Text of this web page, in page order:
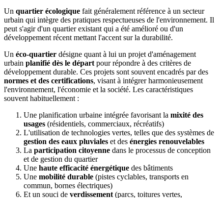
Un quartier écologique fait généralement référence à un secteur
urbain qui intègre des pratiques respectueuses de l'environnement. Il
peut s'agir d'un quartier existant qui a été amélioré ou d'un
développement récent mettant l'accent sur la durabilité.
Un éco-quartier désigne quant à lui un projet d'aménagement
urbain planifié dès le départ pour répondre à des critères de
développement durable. Ces projets sont souvent encadrés par des
normes et des certifications, visant à intégrer harmonieusement
l'environnement, l'économie et la société. Les caractéristiques
souvent habituellement :
Une planification urbaine intégrée favorisant la mixité des
usages (résidentiels, commerciaux, récréatifs)
L'utilisation de technologies vertes, telles que des systèmes de
gestion des eaux pluviales et des énergies renouvelables
La participation citoyenne dans le processus de conception
et de gestion du quartier
Une haute efficacité énergétique des bâtiments
Une mobilité durable (pistes cyclables, transports en
commun, bornes électriques)
Et un souci de verdissement (parcs, toitures vertes,